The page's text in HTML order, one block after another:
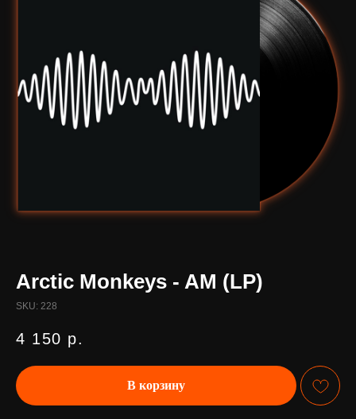
Arctic Monkeys - AM (LP)
SKU: 228
4 150 р.
В корзину